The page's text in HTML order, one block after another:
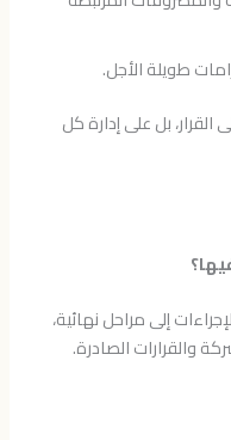
طويلة الأجل.
بل على إدارة كل
إلى مراحل نهائية،
والقرارات الصادرة.